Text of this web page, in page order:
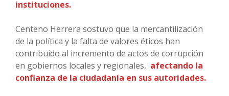
instituciones.
Centeno Herrera sostuvo que la mercantilización
de la política y la falta de valores éticos han
contribuido al incremento de actos de corrupción
en gobiernos locales y regionales, afectando la
confianza de la ciudadanía en sus autoridades.